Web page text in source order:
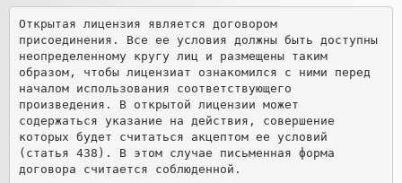
Открытая лицензия является договором
присоединения. Все ее условия должны быть доступны
неопределенному кругу лиц и размещены таким
образом, чтобы лицензиат ознакомился с ними перед
началом использования соответствующего
произведения. В открытой лицензии может
содержаться указание на действия, совершение
которых будет считаться акцептом ее условий
(статья 438). В этом случае письменная форма